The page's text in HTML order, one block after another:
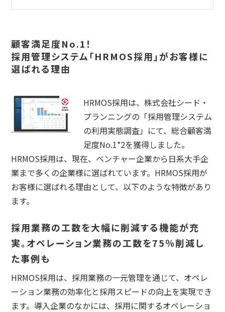
顧客満足度No.1！
採用管理システム「HRMOS採用」がお客様に
選ばれる理由
HRMOS採用は、株式会社シード・
プランニングの「採用管理システム
の利用実態調査」にて、総合顧客満
足度No.1*2を獲得しました。
HRMOS採用は、現在、ベンチャー企業から日系大手企
業まで多くの企業様に選ばれています。HRMOS採用が
お客様に選ばれる理由として、以下のような特徴があり
ます。
採用業務の工数を大幅に削減する機能が充
実。オペレーション業務の工数を75％削減し
た事例も
HRMOS採用は、採用業務の一元管理を通じて、オペレ
ーション業務の効率化と採用スピードの向上を実現でき
ます。導入企業のなかには、採用に関するオペレーショ